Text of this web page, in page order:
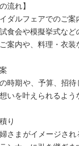
流れ】
ダルフェアでのご案
食会や模擬挙式など
案内や、料理・衣装
時期や、予算、招
いを叶えられるよう
り
さまがイメージさ